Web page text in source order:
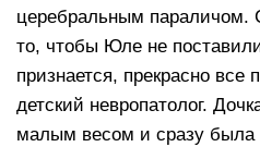
церебральным параличом.
то, чтобы Юле не
признается, прекрасно
детский невропатолог.
малым весом и сразу была